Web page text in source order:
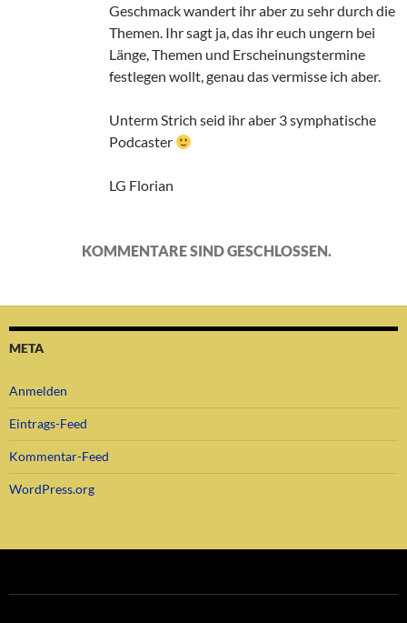
Geschmack wandert ihr aber zu sehr durch die
Themen. Ihr sagt ja, das ihr euch ungern bei
Länge, Themen und Erscheinungstermine
festlegen wollt, genau das vermisse ich aber.
Unterm Strich seid ihr aber 3 symphatische
Podcaster
LG Florian
KOMMENTARE SIND GESCHLOSSEN.
META
Anmelden
Eintrags-Feed
Kommentar-Feed
WordPress.org